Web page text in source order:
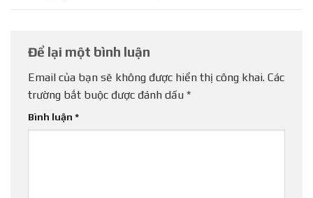
Để lại một bình luận
Email của bạn sẽ không được hiển thị công khai. Các
trường bắt buộc được đánh dấu *
Bình luận *